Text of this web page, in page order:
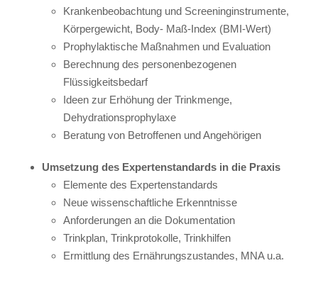
Krankenbeobachtung und Screeninginstrumente,
Körpergewicht, Body- Maß-Index (BMI-Wert)
Prophylaktische Maßnahmen und Evaluation
Berechnung des personenbezogenen
Flüssigkeitsbedarf
Ideen zur Erhöhung der Trinkmenge,
Dehydrationsprophylaxe
Beratung von Betroffenen und Angehörigen
Umsetzung des Expertenstandards in die Praxis
Elemente des Expertenstandards
Neue wissenschaftliche Erkenntnisse
Anforderungen an die Dokumentation
Trinkplan, Trinkprotokolle, Trinkhilfen
Ermittlung des Ernährungszustandes, MNA u.a.